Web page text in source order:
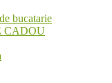
bucatarie
CADOU